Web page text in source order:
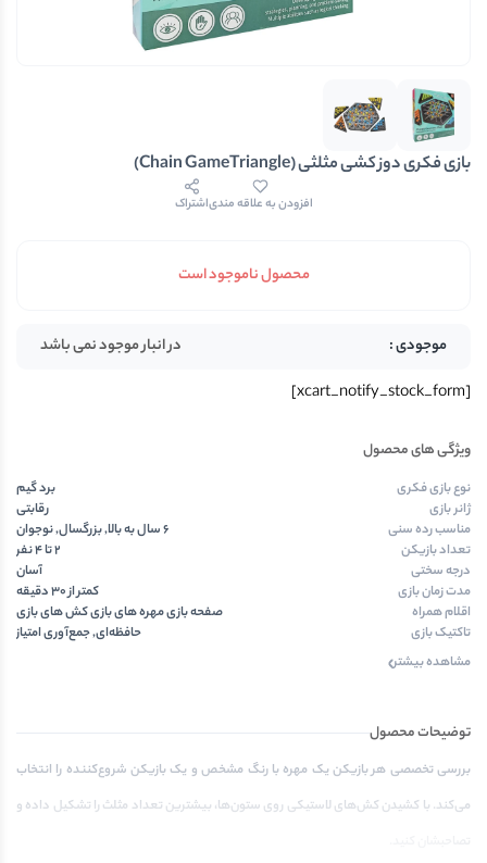
بازی فکری دوز کشی مثلثی (Chain GameTriangle)
افزودن به علاقه مندیاشتراک
توضیحات محصول
بررسی تخصصی هر بازیکن یک مهره با رنگ مشخص و یک بازیکن شروع‌کننده را انتخاب
می‌کند. با کشیدن کش‌های لاستیکی روی ستون‌ها، بیشترین تعداد مثلث را تشکیل داده و
ویژگی های محصول
نوع بازی فکری
برد گیم
ژانر بازی
رقابتی
مناسب رده سنی
6 سال به بالا, بزرگسال, نوجوان
تعداد بازیکن
2 تا 4 نفر
درجه سختی
آسان
مدت زمان بازی
کمتر از ۳۰ دقیقه
اقلام همراه
صفحه بازی مهره های بازی کش های بازی
تاکتیک بازی
حافظه‌ای, جمع‌آوری امتیاز
مشاهده بیشتر
محصول ناموجود است
در انبار موجود نمی باشد
[xcart_notify_stock_form]